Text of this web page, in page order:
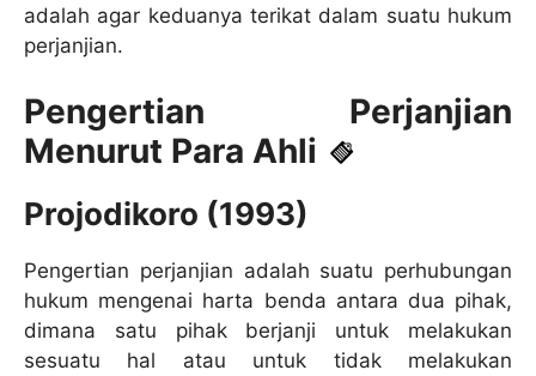
adalah agar keduanya terikat dalam suatu hukum
perjanjian.
Pengertian Perjanjian
Menurut Para Ahli
Projodikoro (1993)
Pengertian perjanjian adalah suatu perhubungan
hukum mengenai harta benda antara dua pihak,
dimana satu pihak berjanji untuk melakukan
sesuatu hal atau untuk tidak melakukan